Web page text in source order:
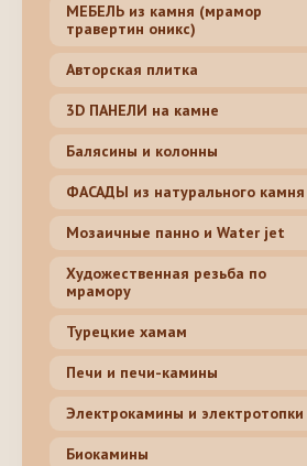
МЕБЕЛЬ из камня (мрамор
травертин оникс)
Авторская плитка
3D ПАНЕЛИ на камне
Балясины и колонны
ФАСАДЫ из натурального камня
Мозаичные панно и Water jet
Художественная резьба по
мрамору
Турецкие хамам
Печи и печи-камины
Электрокамины и электротопки
Биокамины